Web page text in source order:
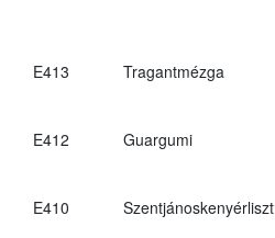
E413 Tragantmézga
E412 Guargumi
E410 Szentjánoskenyérliszt